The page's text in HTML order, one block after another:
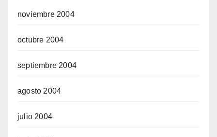
noviembre 2004
octubre 2004
septiembre 2004
agosto 2004
julio 2004